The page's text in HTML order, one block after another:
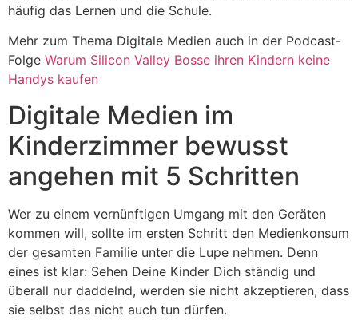
häufig das Lernen und die Schule.
Mehr zum Thema Digitale Medien auch in der Podcast-
Folge Warum Silicon Valley Bosse ihren Kindern keine
Handys kaufen
Digitale Medien im
Kinderzimmer bewusst
angehen mit 5 Schritten
Wer zu einem vernünftigen Umgang mit den Geräten
kommen will, sollte im ersten Schritt den Medienkonsum
der gesamten Familie unter die Lupe nehmen. Denn
eines ist klar: Sehen Deine Kinder Dich ständig und
überall nur daddelnd, werden sie nicht akzeptieren, dass
sie selbst das nicht auch tun dürfen.